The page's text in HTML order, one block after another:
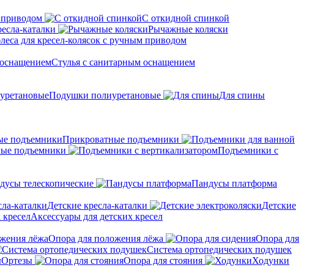
С откидной спинкой
каталки
Рычажные коляски
для кресел-колясок с ручным приводом
Стулья с санитарным оснащением
Подушки полиуретановые
Для спины
Прикроватные подъемники
подъемники
Подъемники с
телескопические
Пандусы платформа
Детские кресла-каталки
Детские
Аксессуары для детских кресел
Опора для положения лёжа
Опора для
Система ортопедических подушек
Ортезы Опора для стояния
Ходунки